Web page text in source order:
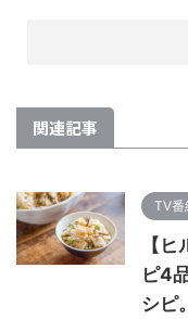
関連記事
TV番
【
ピ4
シピ。